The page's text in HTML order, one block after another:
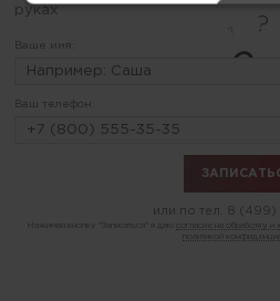
руках
Ваше имя:
Ваш телефон:
или по тел. 8 (499)
Нажимая кнопку "Записаться" я даю согласие на обработку и
политикой